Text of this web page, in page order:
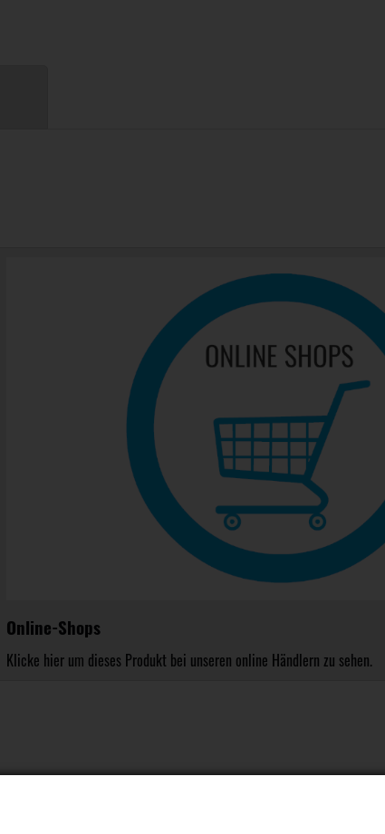
Online-Shops
Klicke hier um dieses Produkt bei unseren online Händlern zu sehen.